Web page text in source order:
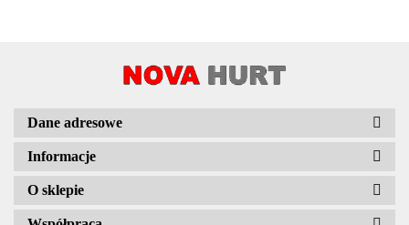
Dane adresowe
Informacje
O sklepie